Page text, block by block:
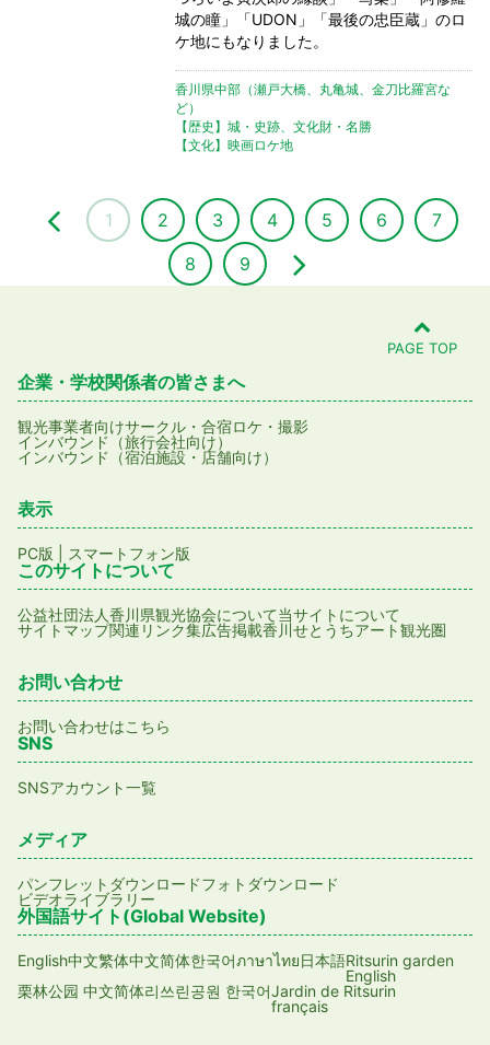
城の瞳」「UDON」「最後の忠臣蔵」のロ
ケ地にもなりました。
香川県中部（瀬戸大橋、丸亀城、金刀比羅宮な
ど）
【歴史】城・史跡、文化財・名勝
【文化】映画ロケ地
1 2 3 4 5 6
7
8
9
PAGE TOP
企業・学校関係者の皆さまへ
観光事業者向けサークル・合宿ロケ・撮影
インバウンド（旅行会社向け）
インバウンド（宿泊施設・店舗向け）
表示
PC版 スマートフォン版
このサイトについて
公益社団法人香川県観光協会について当サイトについて
サイトマップ関連リンク集広告掲載香川せとうちアート観光圏
お問い合わせ
お問い合わせはこちら
SNS
SNSアカウント一覧
メディア
パンフレットダウンロードフォトダウンロード
ビデオライブラリー
外国語サイト(Global Website)
English中文繁体中文简体한국어ภาษาไทย日本語Ritsurin garden
English
栗林公园 中文简体리쓰린공원 한국어Jardin de Ritsurin
français